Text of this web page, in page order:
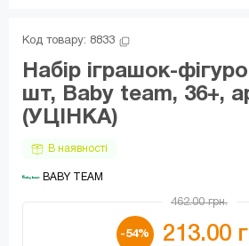
Код товару: 8833
Набір іграшок-
шт, Baby team, 36+,
(УЦІНКА)
В наявності
BABY TEAM
-54%
462.00 грн.
213.00